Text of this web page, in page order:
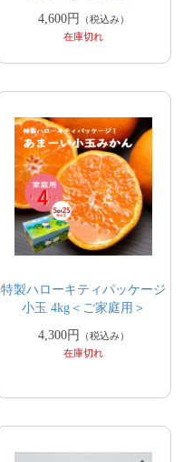
4,600円
（税込み）
在庫切れ
特製ハローキティパッケージ
小玉 4kg＜ご家庭用＞
4,300円
（税込み）
在庫切れ